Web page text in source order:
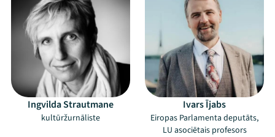
Ingvilda Strautmane
kultūržurnāliste
Ivars Ījabs
Eiropas Parlamenta deputāts,
LU asociētais profesors